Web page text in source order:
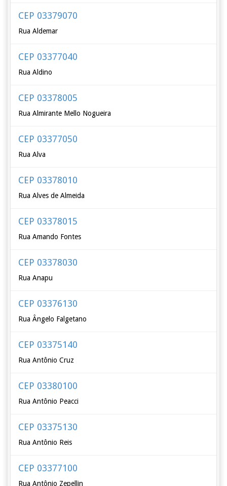
CEP 03379070
Rua Aldemar
CEP 03377040
Rua Aldino
CEP 03378005
Rua Almirante Mello Nogueira
CEP 03377050
Rua Alva
CEP 03378010
Rua Alves de Almeida
CEP 03378015
Rua Amando Fontes
CEP 03378030
Rua Anapu
CEP 03376130
Rua Ângelo Falgetano
CEP 03375140
Rua Antônio Cruz
CEP 03380100
Rua Antônio Peacci
CEP 03375130
Rua Antônio Reis
CEP 03377100
Rua Antônio Zepellin